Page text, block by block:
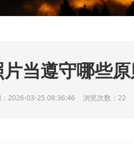
当遵守哪些原
：2026-03-25 08:36:46 浏览次数：22